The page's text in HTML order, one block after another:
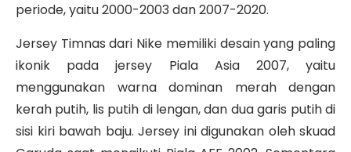
periode, yaitu 2000-2003 dan 2007-2020.
Jersey Timnas dari Nike memiliki desain yang paling
ikonik pada jersey Piala Asia 2007, yaitu
menggunakan warna dominan merah dengan
kerah putih, lis putih di lengan, dan dua garis putih di
sisi kiri bawah baju. Jersey ini digunakan oleh skuad